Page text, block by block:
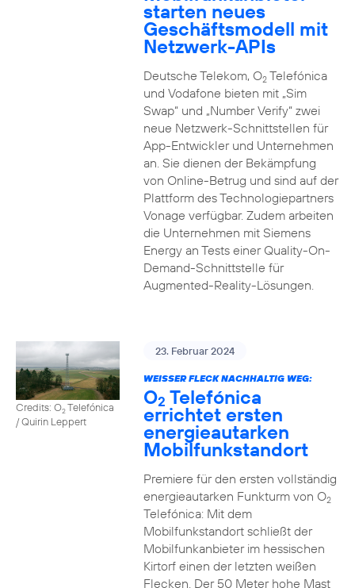
starten neues
Geschäftsmodell mit
Netzwerk-APIs
Deutsche Telekom, O2Telefónica
und Vodafone bieten mit „Sim
Swap“ und „Number Verify“ zwei
neue Netzwerk-Schnittstellen für
App-Entwickler und Unternehmen
an. Sie dienen der Bekämpfung
von Online-Betrug und sind auf der
Plattform des Technologiepartners
Vonage verfügbar. Zudem arbeiten
die Unternehmen mit Siemens
Energy an Tests einer Quality-On-
Demand-Schnittstelle für
Augmented-Reality-Lösungen.
Credits: O2Telefónica
/ Quirin Leppert
23. Februar 2024
WEISSER FLECK NACHHALTIG WEG:
O2 Telefónica
errichtet ersten
energieautarken
Mobilfunkstandort
Premiere für den ersten vollständig
energieautarken Funkturm von O2
Telefónica: Mit dem
Mobilfunkstandort schließt der
Mobilfunkanbieter im hessischen
Kirtorf einen der letzten weißen
Flecken. Der 50 Meter hohe Mast